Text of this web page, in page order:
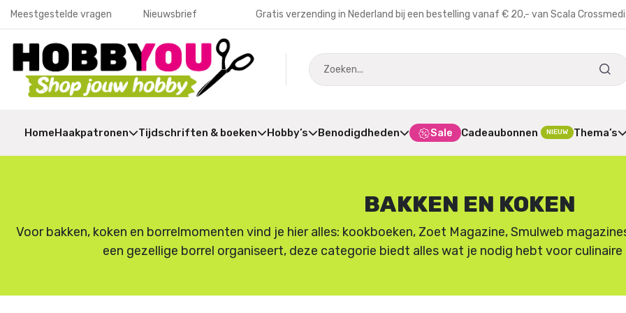
Meestgestelde vragen Nieuwsbrief Gratis verzending in Nederland bij een bestelling vanaf € 20,- van Scala
HomeHaakpatronen Tijdschriften & boeken Hobby’s Benodigdheden Sale Cadeaubonnen NIEUW Thema’s
BAKKEN EN KOKEN
Voor bakken, koken en borrelmomenten vind je hier alles: kookboeken, Zoet Magazine, Smulweb
een gezellige borrel organiseert, deze categorie biedt alles wat je nodig hebt voor